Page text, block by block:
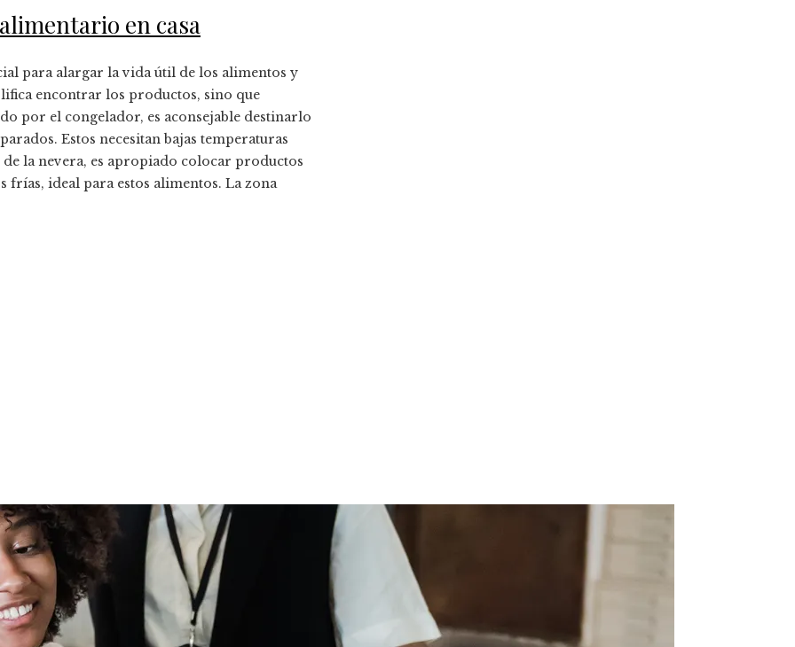
en casa
para alargar la vida útil de los alimentos y
encontrar los productos, sino que
por el congelador, es aconsejable destinarlo
Estos necesitan bajas temperaturas
la nevera, es apropiado colocar productos
frías, ideal para estos alimentos. La zona